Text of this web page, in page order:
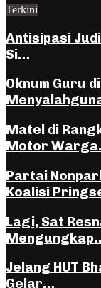
Terkini
Antisipasi
Si…
Oknum Guru
Matel di
Motor
Partai
Koalisi
Lagi, Sat
Jelang HUT
Gelar…